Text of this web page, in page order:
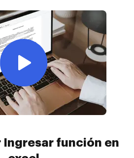
Ingresar función en